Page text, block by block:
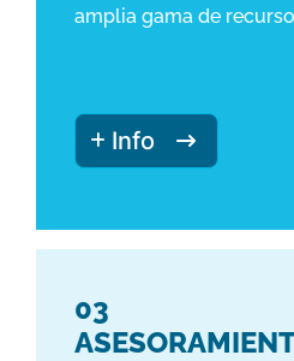
amplia gama de
Info
03